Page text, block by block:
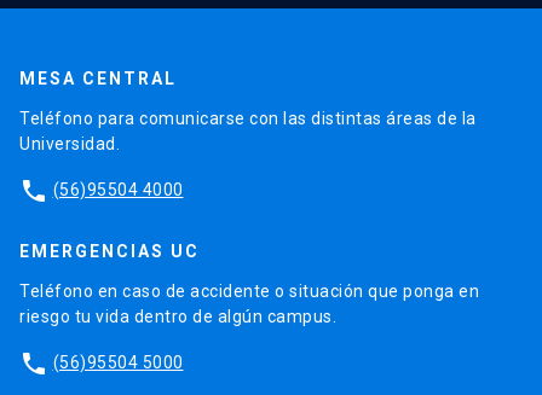
MESA CENTRAL
Teléfono para comunicarse con las distintas áreas de la
Universidad.
phone (56)95504 4000
EMERGENCIAS UC
Teléfono en caso de accidente o situación que ponga en
riesgo tu vida dentro de algún campus.
phone (56)95504 5000